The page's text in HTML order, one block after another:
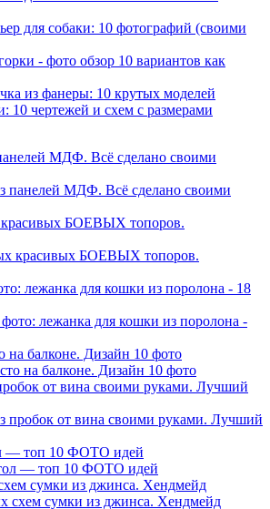
для собаки: 10 фотографий (своими
- фото обзор 10 вариантов как
из фанеры: 10 крутых моделей
10 чертежей и схем с размерами
МДФ. Всё сделано своими
красивых БОЕВЫХ топоров.
лежанка для кошки из поролона - 18
на балконе. Дизайн 10 фото
от вина своими руками. Лучший
— топ 10 ФОТО идей
сумки из джинса. Хендмейд